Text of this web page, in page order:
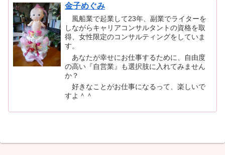
金子めぐみ
風船業で起業して23年、副業でライターを
しながらキャリアコンサルタントの資格を取
得、女性限定のコンサルティングをしていま
す。
あなたが幸せにお仕事するために、自由度
の高い『自営業』も選択肢に入れてみません
か？
好きなことがお仕事になるって、楽しいで
すよ＾＾